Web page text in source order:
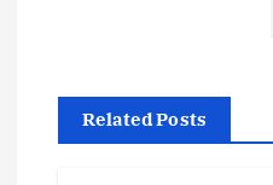
a
v
Related Posts